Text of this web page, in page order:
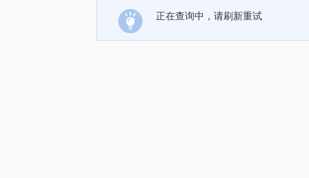
正在查询中，请刷新重试